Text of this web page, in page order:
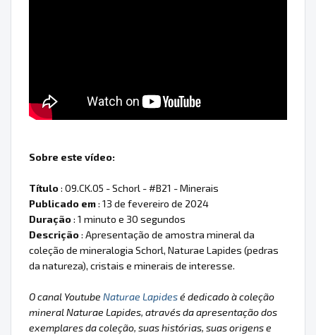
Sobre este vídeo:
Título: 09.CK.05 - Schorl - #B21 - Minerais
Publicado em: 13 de fevereiro de 2024
Duração: 1 minuto e 30 segundos
Descrição: Apresentação de amostra mineral da
coleção de mineralogia Schorl, Naturae Lapides (pedras
da natureza), cristais e minerais de interesse.
O canal Youtube Naturae Lapidesé dedicado à coleção
mineral Naturae Lapides, através da apresentação dos
exemplares da coleção, suas histórias, suas origens e